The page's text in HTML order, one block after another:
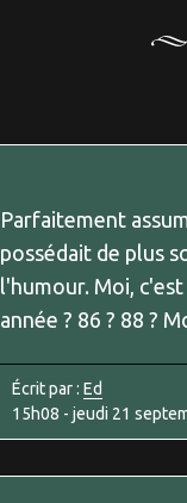
Parfaitement
possédait de plus
l'humour. Moi,
année ? 86 ? 88 ?
Écrit par : Ed
15h08 - jeudi 21